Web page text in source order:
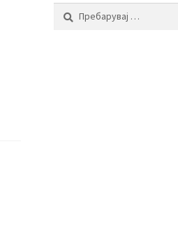
Пребарувај